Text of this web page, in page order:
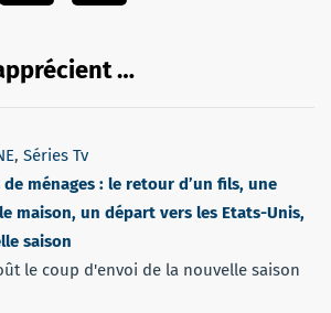
…
, Séries Tv
de ménages : le retour d’un fils, une
maison, un départ vers les Etats-Unis,
saison
le coup d'envoi de la nouvelle saison